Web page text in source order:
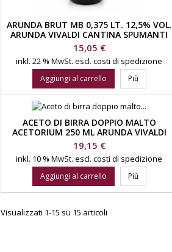
ARUNDA BRUT MB 0,375 LT. 12,5% VOL.
ARUNDA VIVALDI CANTINA SPUMANTI
Prezzo
15,05 €
inkl. 22 % MwSt.escl. costi di spedizione
Aggiungi al carrello Più
ACETO DI BIRRA DOPPIO MALTO
ACETORIUM 250 ML ARUNDA VIVALDI
CANTINA SPUMANTI
Prezzo
19,15 €
inkl. 10 % MwSt.escl. costi di spedizione
Aggiungi al carrello Più
Visualizzati 1-15 su 15 articoli